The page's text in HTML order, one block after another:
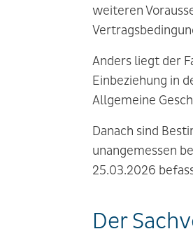
weiteren
Anders liegt der
Einbeziehung in
Allgemeine
Danach sind
unangemessen
25.03.2026
Der